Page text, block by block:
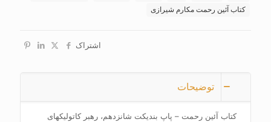
کتاب آئین رحمت مکارم شیرازی
اشتراک
توضیحات
کتاب آئین رحمت – پاپ بندیکت شانزدهم، رهبر کاتولیکهای